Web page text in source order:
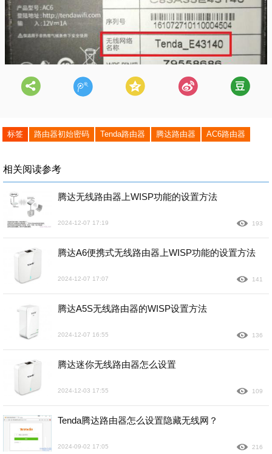
标签 路由器初始密码 Tenda路由器 腾达路由器 AC6路由器
相关阅读参考
腾达无线路由器上WISP功能的设置方法
2024-12-07 17:19 193
腾达A6便携式无线路由器上WISP功能的设置方法
2024-12-07 17:07 141
腾达A5S无线路由器的WISP设置方法
2024-12-07 16:55 136
腾达迷你无线路由器怎么设置
2024-12-03 17:55 109
Tenda腾达路由器怎么设置隐藏无线网？
2024-09-02 17:05 216